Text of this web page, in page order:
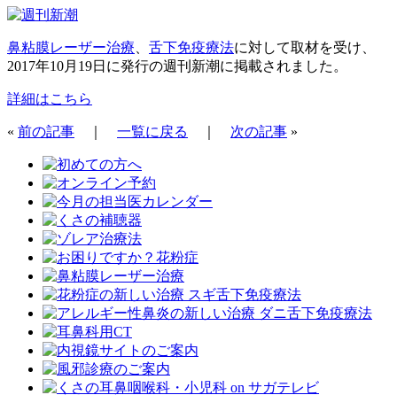
鼻粘膜レーザー治療 舌下免疫療法に対して取材を受け、
2017年10月19日に発行の週刊新潮に掲載されました。
詳細はこちら
« 前の記事 一覧に戻る 次の記事 »